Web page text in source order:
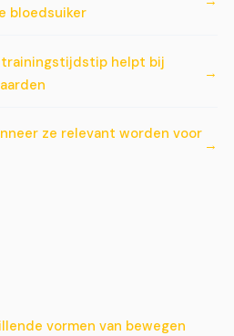
bloedsuiker
helpt bij
ze relevant worden voor
vormen van bewegen